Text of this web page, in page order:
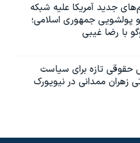
جدید آمریکا علیه شبکه
پولشویی جمهوری اسلامی؛
با رضا غیبی
حقوقی تازه برای سیاست
زهران ممدانی در نیویورک